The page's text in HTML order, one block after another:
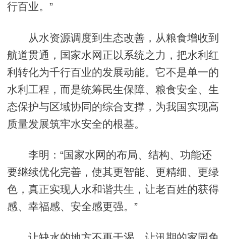
行百业。”
从水资源调度到生态改善，从粮食增收到
航道贯通，国家水网正以系统之力，把水利红
利转化为千行百业的发展动能。它不是单一的
水利工程，而是统筹民生保障、粮食安全、生
态保护与区域协同的综合支撑，为我国实现高
质量发展筑牢水安全的根基。
李明：“国家水网的布局、结构、功能还
要继续优化完善，使其更智能、更精细、更绿
色，真正实现人水和谐共生，让老百姓的获得
感、幸福感、安全感更强。”